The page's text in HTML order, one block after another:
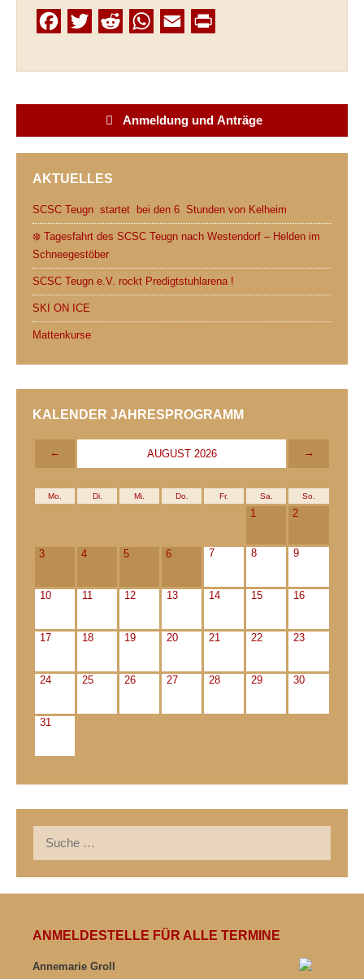
c
i
d
i
W
a
s
a
l
i
t
Anmeldung und Anträge
AKTUELLES
SCSC Teugn startet bei den 6 Stunden von Kelheim
❄️ Tagesfahrt des SCSC Teugn nach Westendorf – Helden im
Schneegestöber
SCSC Teugn e.V. rockt Predigtstuhlarena !
SKI ON ICE
Mattenkurse
KALENDER JAHRESPROGRAMM
← AUGUST 2026 →
Mo. Di. Mi. Do. Fr. Sa. So.
1 2
3 4 5 6 7 8 9
10 11 12 13 14 15 16
17 18 19 20 21 22 23
24 25 26 27 28 29 30
31
nach:
ANMELDESTELLE FÜR ALLE TERMINE
Annemarie Groll